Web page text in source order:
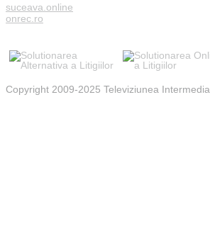
suceava.online
onrec.ro
Copyright 2009-2025 Televiziunea Intermedia.